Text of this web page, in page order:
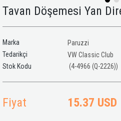
Tavan Döşemesi Yan
Marka
Paruzzi
Tedarikçi
VW Classic Club
(4-4966 (Q-2226))
Fiyat 15.37 USD